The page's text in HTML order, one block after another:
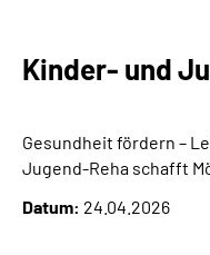
Über uns
Online-Services
Inhalte in
Kinder- und
Gesundheit fördern –
Jugend-Reha schafft
Datum: 24.04.2026